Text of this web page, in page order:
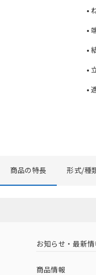
•
•
•
•
•
商品の特長 形式/種
お知らせ・最新
商品情報